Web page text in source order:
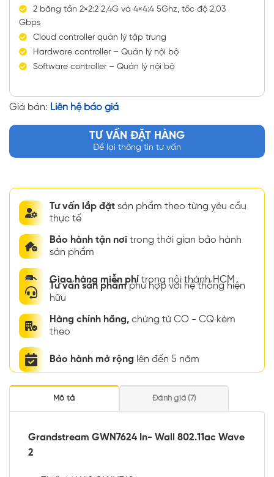
2 băng tần 2×2:2 2,4G và 4×4:4 5Ghz, tốc độ 2,03
Gbps
Cloud controller quản lý tập trung
Hardware controller – Quản lý nội bộ
Software controller – Quản lý nội bộ
Giá bán: Liên hệ báo giá
TƯ VẤN ĐẶT HÀNG
Để lại thông tin tư vấn
Tư vấn lắp đặt sản phẩm theo từng yêu cầu
thực tế
Bảo hành tận nơi trong thời gian bảo hành
sản phẩm
Giao hàng miễn phí trong nội thành HCM
Tư vấn sản phẩmphù hợp với hệ thống hiện
hữu
Hàng chính hãng, chứng từ CO - CQ kèm
theo
Bảo hành mở rộng lên đến 5 năm
Mô tả Đánh giá (7)
Grandstream GWN7624 In- Wall 802.11ac Wave
2